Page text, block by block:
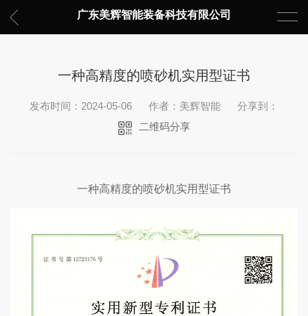
广东美辉智能装备科技有限公司
一种高精度的喷砂机实用型证书
发布时间：2024-05-06 作者：美辉智能
分享到：
二维码分享
一种高精度的喷砂机实用型证书